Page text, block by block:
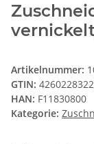
Artikelnummer:
GTIN:
HAN: F11830800
Kategorie: